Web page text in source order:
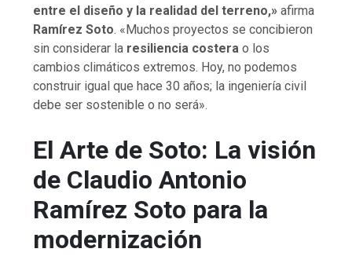
entre el diseño y la realidad del terreno,» afirma
Ramírez Soto. «Muchos proyectos se concibieron
sin considerar la resiliencia costera o los
cambios climáticos extremos. Hoy, no podemos
construir igual que hace 30 años; la ingeniería civil
debe ser sostenible o no será».
El Arte de Soto: La visión
de Claudio Antonio
Ramírez Soto para la
modernización